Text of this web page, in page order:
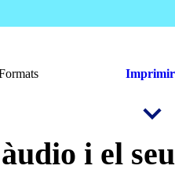
Imprimir
i el seu